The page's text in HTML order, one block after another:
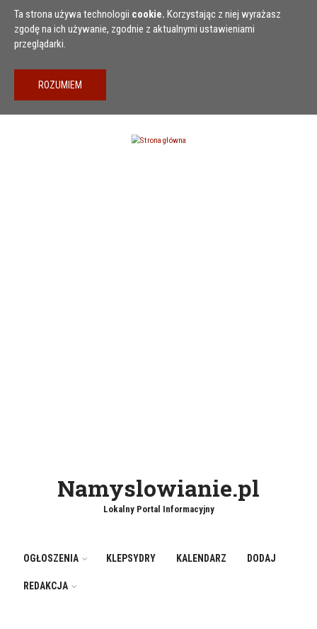
Przejdź do treści
Ta strona używa technologii cookie. Korzystając z niej wyrażasz
zgodę na ich używanie, zgodnie z aktualnymi ustawieniami
przeglądarki.
Namyslowianie.pl
Lokalny Portal Informacyjny
OGŁOSZENIA KLEPSYDRY KALENDARZ DODAJ
REDAKCJA